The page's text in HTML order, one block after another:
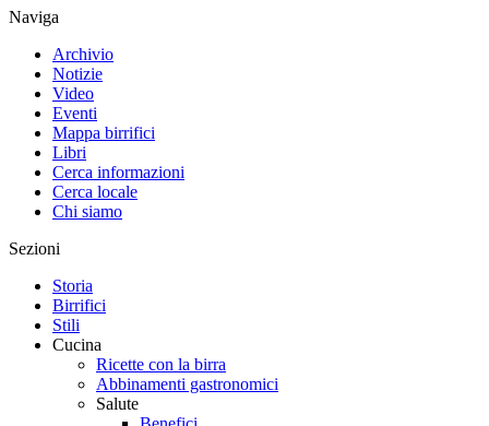
Naviga
Archivio
Notizie
Video
Eventi
Mappa birrifici
Libri
Cerca informazioni
Cerca locale
Chi siamo
Sezioni
Storia
Birrifici
Stili
Cucina
Ricette con la birra
Abbinamenti gastronomici
Salute